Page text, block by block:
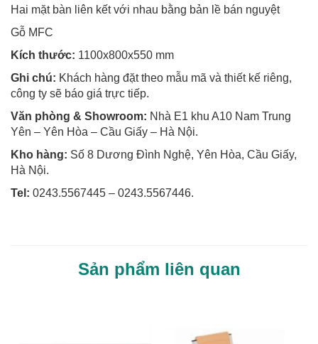
Hai mặt bàn liên kết với nhau bằng bản lề bán nguyệt
Gỗ MFC
Kích thước: 1100x800x550 mm
Ghi chú: Khách hàng đặt theo mẫu mã và thiết kế riêng,
công ty sẽ báo giá trực tiếp.
Văn phòng & Showroom: Nhà E1 khu A10 Nam Trung
Yên – Yên Hòa – Cầu Giấy – Hà Nội.
Kho hàng: Số 8 Dương Đình Nghệ, Yên Hòa, Cầu Giấy,
Hà Nội.
Tel: 0243.5567445 – 0243.5567446.
Sản phẩm liên quan